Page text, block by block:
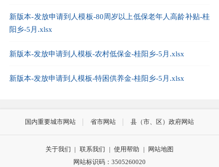
新版本-发放申请到人模板-80周岁以上低保老年人高龄补贴-桂
阳乡-5月.xlsx
新版本-发放申请到人模板-农村低保金-桂阳乡-5月.xlsx
新版本-发放申请到人模板-特困供养金-桂阳乡-5月.xlsx
国内重要城市网站 省市网站 县（市、区）政府网站
关于我们 | 联系我们 | 使用帮助 | 网站地图
网站标识码：3505260020